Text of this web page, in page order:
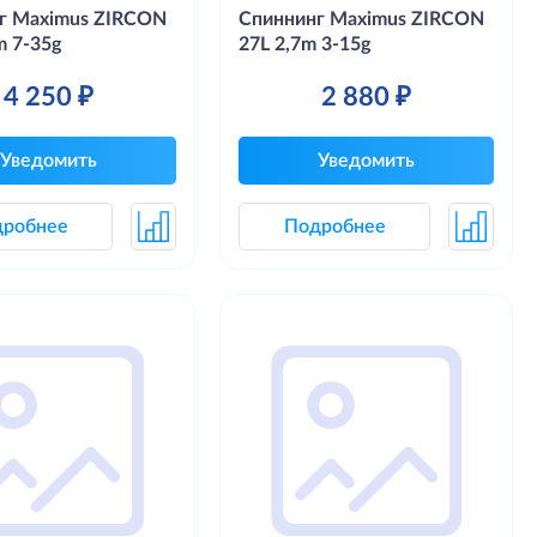
Maximus ZIRCON
7-35g
4 250 ₽
Уведомить
Спиннинг Maximus ZIRCON
27L 2,7m 3-15g
2 880 ₽
Уведомить
Подробнее